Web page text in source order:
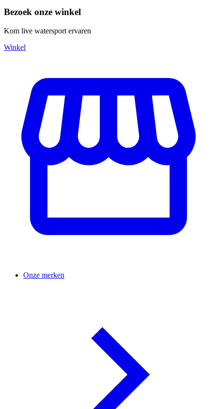
Bezoek onze winkel
Kom live watersport ervaren
Winkel
Onze merken